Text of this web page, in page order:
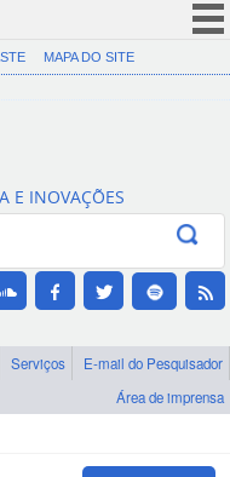
CORONAVÍRUS (COVID-19)
Canais
MAPA DO SITE
E INOVAÇÕES
Serviços
E-mail do Pesquisador
Área de imprensa